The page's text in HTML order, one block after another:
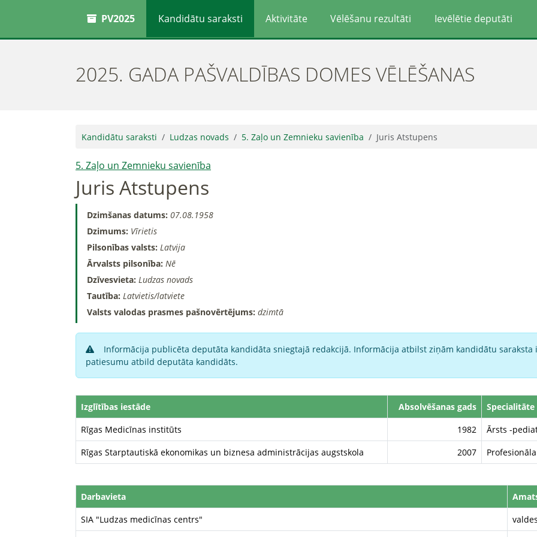
PV2025 Kandidātu saraksti Aktivitāte Vēlēšanu rezultāti Ievēlētie deputāti
2025. GADA PAŠVALDĪBAS DOMES VĒLĒŠANAS
Kandidātu saraksti Ludzas novads 5. Zaļo un Zemnieku savienība Juris Atstupens
5. Zaļo un Zemnieku savienība
Juris Atstupens
Dzimšanas datums: 07.08.1958
Dzimums: Vīrietis
Pilsonības valsts: Latvija
Ārvalsts pilsonība: Nē
Dzīvesvieta: Ludzas novads
Tautība: Latvietis/latviete
Valsts valodas prasmes pašnovērtējums: dzimtā
Informācija publicēta deputāta kandidāta sniegtajā redakcijā. Informācija atbilst ziņām kandidātu saraksta
patiesumu atbild deputāta kandidāts.
Izglītības iestāde Absolvēšanas gads
Specialitāte
Rīgas Medicīnas institūts
1982
Ārsts -
Rīgas Starptautiskā ekonomikas un biznesa administrācijas augstskola
2007
Darbavieta
SIA "Ludzas medicīnas centrs"